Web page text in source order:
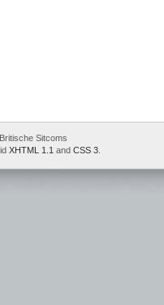
Sitcoms
XHTML 1.1 and CSS 3